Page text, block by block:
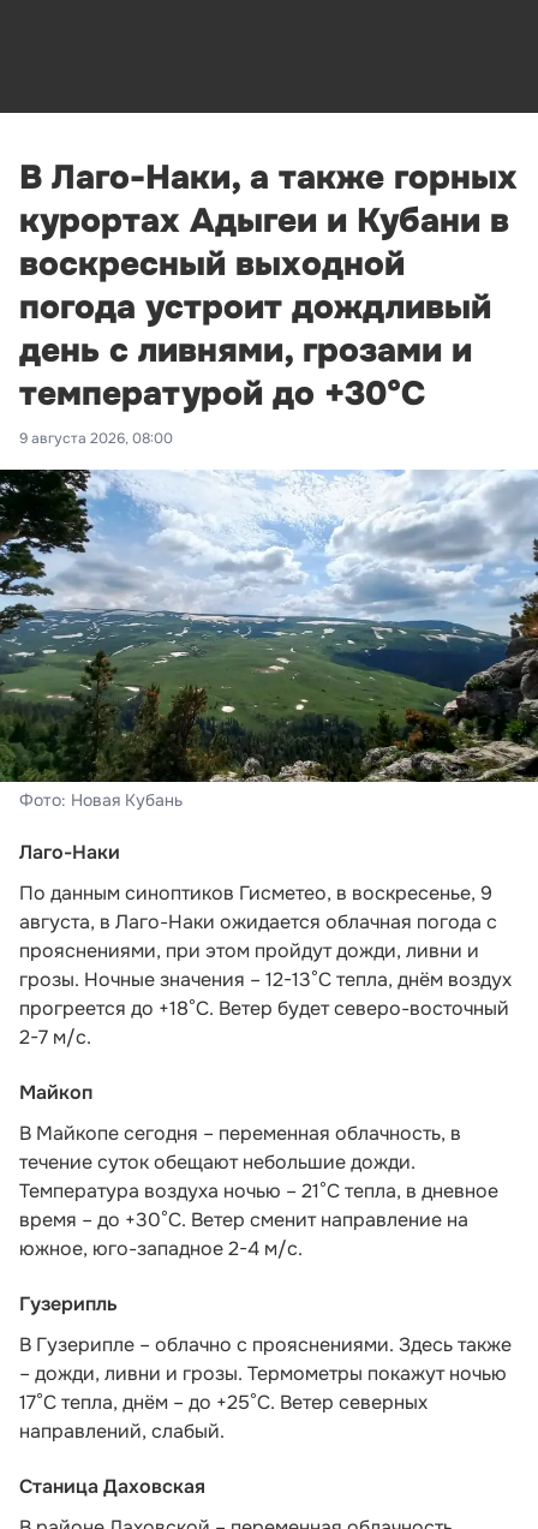
В Лаго-Наки, а также горных
курортах Адыгеи и Кубани в
воскресный выходной
погода устроит дождливый
день с ливнями, грозами и
температурой до +30°С
9 августа 2026, 08:00
Фото: Новая Кубань
Лаго-Наки
По данным синоптиков Гисметео, в воскресенье, 9
августа, в Лаго-Наки ожидается облачная погода с
прояснениями, при этом пройдут дожди, ливни и
грозы. Ночные значения – 12-13°С тепла, днём воздух
прогреется до +18°С. Ветер будет северо-восточный
2-7 м/с.
Майкоп
В Майкопе сегодня – переменная облачность, в
течение суток обещают небольшие дожди.
Температура воздуха ночью – 21°С тепла, в дневное
время – до +30°С. Ветер сменит направление на
южное, юго-западное 2-4 м/с.
Гузерипль
В Гузерипле – облачно с прояснениями. Здесь также
– дожди, ливни и грозы. Термометры покажут ночью
17°С тепла, днём – до +25°С. Ветер северных
направлений, слабый.
Станица Даховская